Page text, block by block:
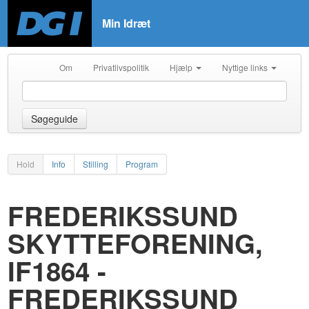
Min Idræt
Om Privatlivspolitik Hjælp Nyttige links
Søgeguide
Hold Info Stilling Program
FREDERIKSSUND
SKYTTEFORENING,
IF1864 -
FREDERIKSSUND